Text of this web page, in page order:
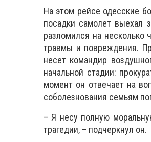
На этом рейсе одесские
посадки самолет выехал
разломился на несколько
травмы и повреждения.
несет командир
начальной стадии:
момент он отвечает на
соболезнования семьям
– Я несу полную
трагедии, – подчеркнул он.